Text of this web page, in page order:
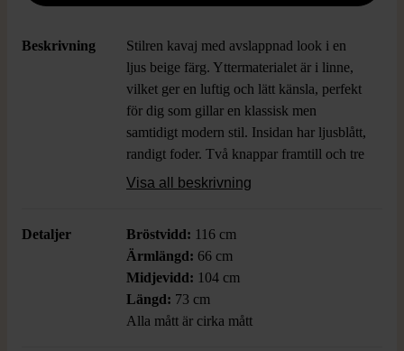
Beskrivning
Stilren kavaj med avslappnad look i en
ljus beige färg. Yttermaterialet är i linne,
vilket ger en luftig och lätt känsla, perfekt
för dig som gillar en klassisk men
samtidigt modern stil. Insidan har ljusblått,
randigt foder. Två knappar framtill och tre
fickor gör kavajen både praktisk och
Visa all beskrivning
Detaljer Bröstvidd: 116 cm
Ärmlängd: 66 cm
Midjevidd: 104 cm
Längd: 73 cm
Alla mått är cirka mått